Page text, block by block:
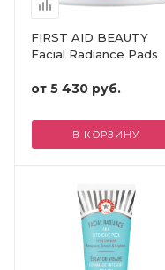
FIRST AID BEAUTY
Facial Radiance Pads
от 5 430 руб.
В КОРЗИНУ